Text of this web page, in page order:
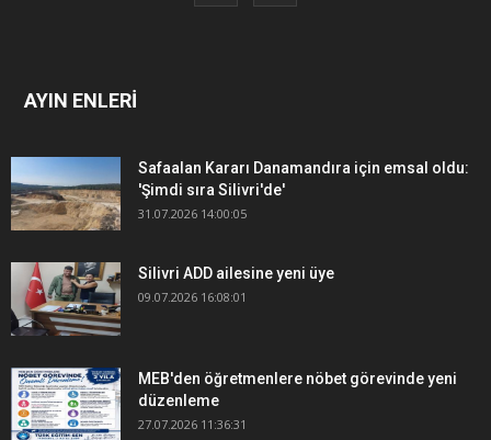
AYIN ENLERİ
Safaalan Kararı Danamandıra için emsal oldu:
'Şimdi sıra Silivri'de'
31.07.2026 14:00:05
Silivri ADD ailesine yeni üye
09.07.2026 16:08:01
MEB'den öğretmenlere nöbet görevinde yeni
düzenleme
27.07.2026 11:36:31